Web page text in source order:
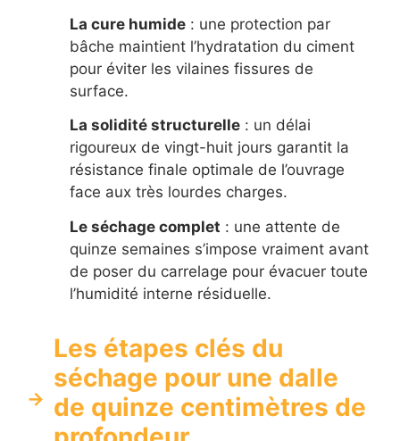
La cure humide : une protection par
bâche maintient l’hydratation du ciment
pour éviter les vilaines fissures de
surface.
La solidité structurelle : un délai
rigoureux de vingt-huit jours garantit la
résistance finale optimale de l’ouvrage
face aux très lourdes charges.
Le séchage complet : une attente de
quinze semaines s’impose vraiment avant
de poser du carrelage pour évacuer toute
l’humidité interne résiduelle.
Les étapes clés du
séchage pour une dalle
de quinze centimètres de